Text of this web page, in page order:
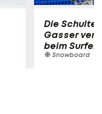
Die
Gasser
beim Surfen
Snowboard